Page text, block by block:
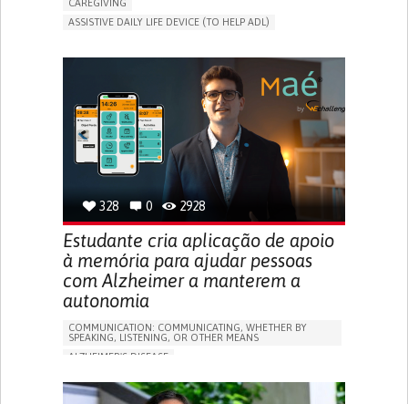
CAREGIVING
ASSISTIVE DAILY LIFE DEVICE (TO HELP ADL)
MAINTAINING BALANCE AND MOBILITY
PREVENTING (VACCINATION, PROTECTION, FALLS,
GENERAL AND FAMILY MEDICINE
CAREGIVER SUPPORT
UNITED STATES
328 0 2928
Estudante cria aplicação de apoio
à memória para ajudar pessoas
com Alzheimer a manterem a
autonomia
COMMUNICATION: COMMUNICATING, WHETHER BY
SPEAKING, LISTENING, OR OTHER MEANS
ALZHEIMER'S DISEASE
MEMORY LOSS
PROMOTING SELF-MANAGEMENT